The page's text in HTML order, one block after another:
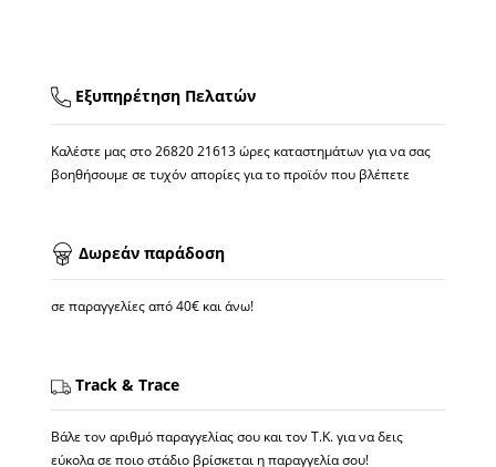
Εξυπηρέτηση Πελατών
Καλέστε μας στο26820 21613ώρες καταστημάτων για να σας
βοηθήσουμε σε τυχόν απορίες για το προϊόν που βλέπετε
Δωρεάν παράδοση
σε παραγγελίες από 40€ και άνω!
Track & Trace
Βάλε τον αριθμό παραγγελίας σου και τον Τ.Κ. για να δεις
εύκολα σε ποιο στάδιο βρίσκεται η παραγγελία σου!